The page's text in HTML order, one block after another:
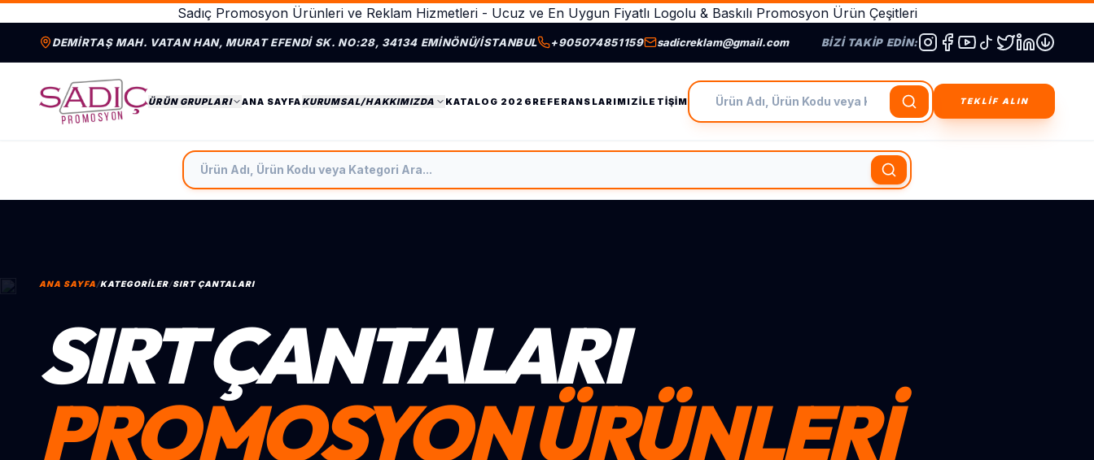
Sadıç Promosyon Ürünleri ve Reklam Hizmetleri - Ucuz ve En Uygun Fiyatlı Logolu & Baskılı Promosyon Ürün Çeşitleri
DEMIRTAŞ MAH. VATAN HAN, MURAT EFENDI SK. NO:28, 34134 EMINÖNÜ/İSTANBUL +905074851159 sadicreklam@gmail.com BIZI TAKIP EDIN:
ÜRÜN GRUPLARI ANA SAYFAKURUMSAL/HAKKIMIZDA KATALOG 2026 REFERANSLARIMIZİLETIŞIM
Ürün Adı, Ürün Kodu veya Kategori Ara
TEKLİF ALIN
Ürün Adı, Ürün Kodu veya Kategori Ara
ANA SAYFA/KATEGORILER/SIRT ÇANTALARI
SIRT ÇANTALARI
PROMOSYON ÜRÜNLERİ